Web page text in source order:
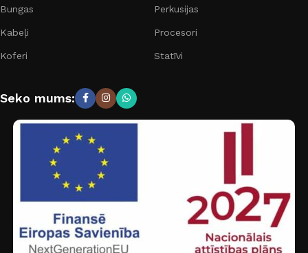
Bungas
Kabeļi
Koferi
Perkusijas
Procesori
Statīvi
Seko mums: